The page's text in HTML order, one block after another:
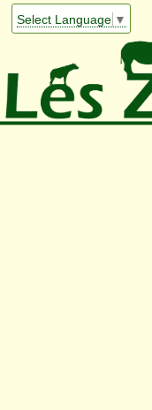
Select Language ▼